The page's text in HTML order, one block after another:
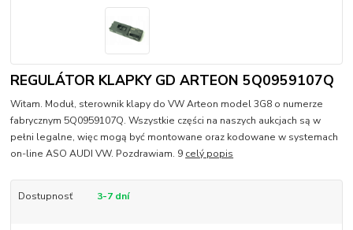
REGULÁTOR KLAPKY GD ARTEON 5Q0959107Q
Witam. Moduł, sterownik klapy do VW Arteon model 3G8 o numerze
fabrycznym 5Q0959107Q. Wszystkie części na naszych aukcjach są w
pełni legalne, więc mogą być montowane oraz kodowane w systemach
on-line ASO AUDI VW. Pozdrawiam. 9 celý popis
Dostupnosť 3-7 dní